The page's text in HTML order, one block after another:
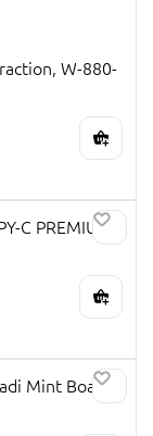
W-880-
C PREMIUM,
Mint Boats